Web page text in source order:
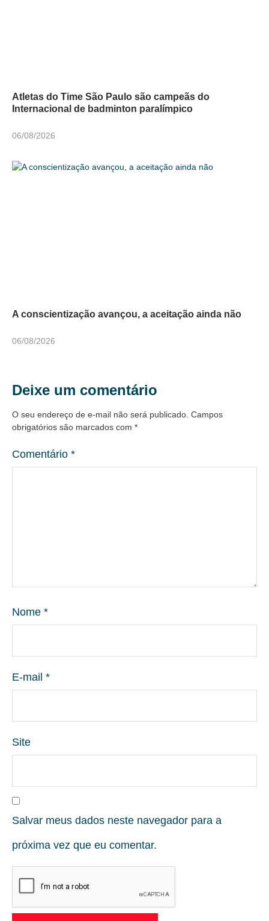
Atletas do Time São Paulo são campeãs do
Internacional de badminton paralímpico
06/08/2026
A conscientização avançou, a aceitação ainda não
06/08/2026
Deixe um comentário
O seu endereço de e-mail não será publicado. Campos
obrigatórios são marcados com *
Comentário *
Nome *
E-mail *
Site
Salvar meus dados neste navegador para a
próxima vez que eu comentar.